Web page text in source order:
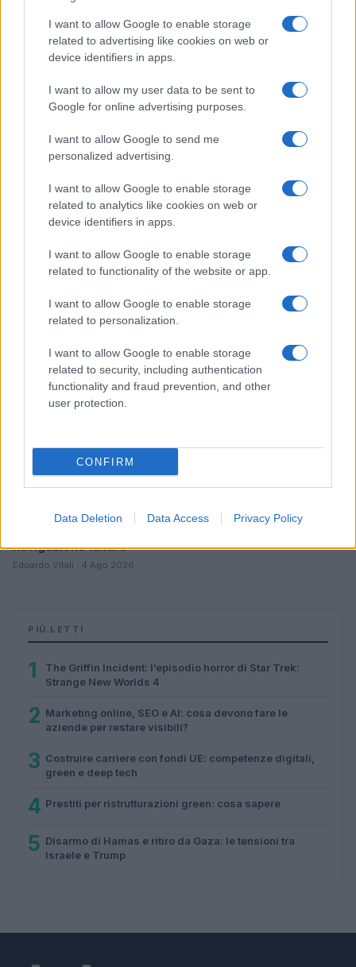
I want to allow Google to enable storage
related to advertising like cookies on web or
device identifiers in apps.
I want to allow my user data to be sent to
Google for online advertising purposes.
I want to allow Google to send me
personalized advertising.
I want to allow Google to enable storage
related to analytics like cookies on web or
device identifiers in apps.
I want to allow Google to enable storage
related to functionality of the website or app.
I want to allow Google to enable storage
related to personalization.
I want to allow Google to enable storage
related to security, including authentication
functionality and fraud prevention, and other
user protection.
CONFIRM
Data Deletion Data Access Privacy Policy
FUTURE
green e deep tech
Andrea Innocenti · 5 Ago 2026
FUTURE
navigazione lunare
Edoardo Vitali · 4 Ago 2026
PIÙ LETTI
1
The Griffin Incident: l’episodio horror di Star Trek:
Strange New Worlds 4
2 Marketing online, SEO e AI: cosa devono fare le
aziende per restare visibili?
3 Costruire carriere con fondi UE: competenze digitali,
green e deep tech
4 Prestiti per ristrutturazioni green: cosa sapere
5 Disarmo di Hamas e ritiro da Gaza: le tensioni tra
Israele e Trump